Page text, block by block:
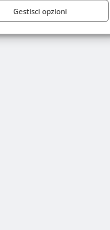
Gestisci opzioni